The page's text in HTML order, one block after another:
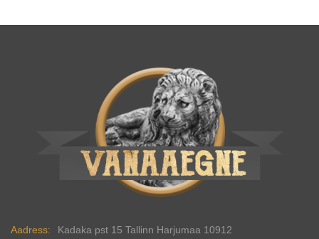
Aadress:
Kadaka pst 15 Tallinn Harjumaa 10912